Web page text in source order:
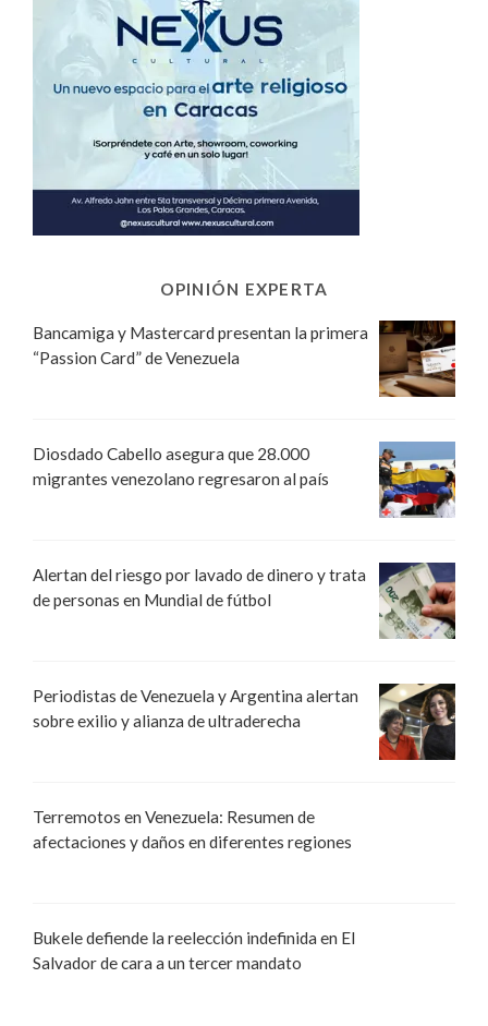
OPINIÓN EXPERTA
Bancamiga y Mastercard presentan la primera
“Passion Card” de Venezuela
Diosdado Cabello asegura que 28.000
migrantes venezolano regresaron al país
Alertan del riesgo por lavado de dinero y trata
de personas en Mundial de fútbol
Periodistas de Venezuela y Argentina alertan
sobre exilio y alianza de ultraderecha
Terremotos en Venezuela: Resumen de
afectaciones y daños en diferentes regiones
Bukele defiende la reelección indefinida en El
Salvador de cara a un tercer mandato